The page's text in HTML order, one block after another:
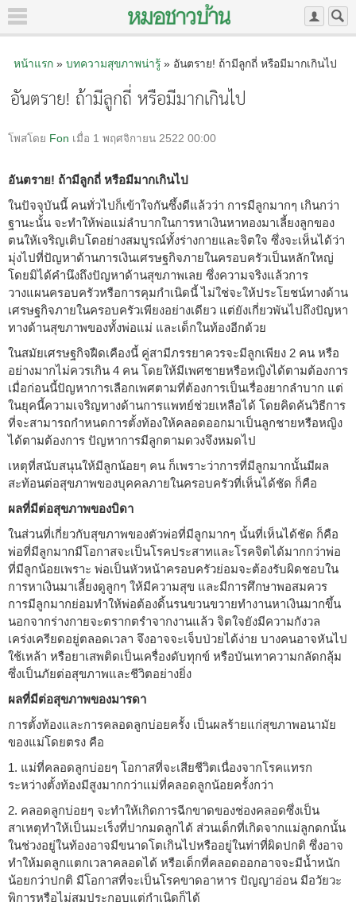
หน้าแรก» บทความสุขภาพน่ารู้» อันตราย! ถ้ามีลูกถี่ หรือมีมากเกินไป
อันตราย! ถ้ามีลูกถี่ หรือมีมากเกินไป
โพสโดย Fon เมื่อ 1 พฤศจิกายน 2522 00:00
อันตราย! ถ้ามีลูกถี่ หรือมีมากเกินไป
ในปัจจุบันนี้ คนทั่วไปก็เข้าใจกันซึ้งดีแล้วว่า การมีลูกมากๆ เกินกว่า
ฐานะนั้น จะทำให้พ่อแม่ลำบากในการหาเงินหาทองมาเลี้ยงลูกของ
ตนให้เจริญเติบโตอย่างสมบูรณ์ทั้งร่างกายและจิตใจ ซึ่งจะเห็นได้ว่า
มุ่งไปที่ปัญหาด้านการเงินเศรษฐกิจภายในครอบครัวเป็นหลักใหญ่
โดยมิได้คำนึงถึงปัญหาด้านสุขภาพเลย ซึ่งความจริงแล้วการ
วางแผนครอบครัวหรือการคุมกำเนิดนี้ ไม่ใช่จะให้ประโยชน์ทางด้าน
เศรษฐกิจภายในครอบครัวเพียงอย่างเดียว แต่ยังเกี่ยวพันไปถึงปัญหา
ทางด้านสุขภาพของทั้งพ่อแม่ และเด็กในท้องอีกด้วย
ในสมัยเศรษฐกิจฝืดเคืองนี้ คู่สามีภรรยาควรจะมีลูกเพียง 2 คน หรือ
อย่างมากไม่ควรเกิน 4 คน โดยให้มีเพศชายหรือหญิงได้ตามต้องการ
เมื่อก่อนนี้ปัญหาการเลือกเพศตามที่ต้องการเป็นเรื่องยากลำบาก แต่
ในยุคนี้ความเจริญทางด้านการแพทย์ช่วยเหลือได้ โดยคิดค้นวิธีการ
ที่จะสามารถกำหนดการตั้งท้องให้คลอดออกมาเป็นลูกชายหรือหญิง
ได้ตามต้องการ ปัญหาการมีลูกตามดวงจึงหมดไป
เหตุที่สนับสนุนให้มีลูกน้อยๆ คน ก็เพราะว่าการที่มีลูกมากนั้นมีผล
สะท้อนต่อสุขภาพของบุคคลภายในครอบครัวที่เห็นได้ชัด ก็คือ
ผลที่มีต่อสุขภาพของบิดา
ในส่วนที่เกี่ยวกับสุขภาพของตัวพ่อที่มีลูกมากๆ นั้นที่เห็นได้ชัด ก็คือ
พ่อที่มีลูกมากมีโอกาสจะเป็นโรคประสาทและโรคจิตได้มากกว่าพ่อ
ที่มีลูกน้อยเพราะ พ่อเป็นหัวหน้าครอบครัวย่อมจะต้องรับผิดชอบใน
การหาเงินมาเลี้ยงดูลูกๆ ให้มีความสุข และมีการศึกษาพอสมควร
การมีลูกมากย่อมทำให้พ่อต้องดิ้นรนขวนขวายทำงานหาเงินมากขึ้น
นอกจากร่างกายจะตรากตรำจากงานแล้ว จิตใจยังมีความกังวล
เคร่งเครียดอยู่ตลอดเวลา จึงอาจจะเจ็บป่วยได้ง่าย บางคนอาจหันไป
ใช้เหล้า หรือยาเสพติดเป็นเครื่องดับทุกข์ หรือบันเทาความกลัดกลุ้ม
ซึ่งเป็นภัยต่อสุขภาพและชีวิตอย่างยิ่ง
ผลที่มีต่อสุขภาพของมารดา
การตั้งท้องและการคลอดลูกบ่อยครั้ง เป็นผลร้ายแก่สุขภาพอนามัย
ของแม่โดยตรง คือ
1. แม่ที่คลอดลูกบ่อยๆ โอกาสที่จะเสียชีวิตเนื่องจากโรคแทรก
ระหว่างตั้งท้องมีสูงมากกว่าแม่ที่คลอดลูกน้อยครั้งกว่า
2. คลอดลูกบ่อยๆ จะทำให้เกิดการฉีกขาดของช่องคลอดซึ่งเป็น
สาเหตุทำให้เป็นมะเร็งที่ปากมดลูกได้ ส่วนเด็กที่เกิดจากแม่ลูกดกนั้น
ในช่วงอยู่ในท้องอาจมีขนาดโตเกินไปหรืออยู่ในท่าที่ผิดปกติ ซึ่งอาจ
ทำให้มดลูกแตกเวลาคลอดได้ หรือเด็กที่คลอดออกอาจจะมีน้ำหนัก
น้อยกว่าปกติ มีโอกาสที่จะเป็นโรคขาดอาหาร ปัญญาอ่อน มีอวัยวะ
พิการหรือไม่สมประกอบแต่กำเนิดก็ได้